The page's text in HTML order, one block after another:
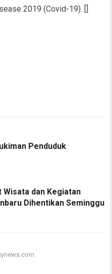
2019 (Covid-19). []
Penduduk
Wisata dan Kegiatan
Dihentikan Seminggu